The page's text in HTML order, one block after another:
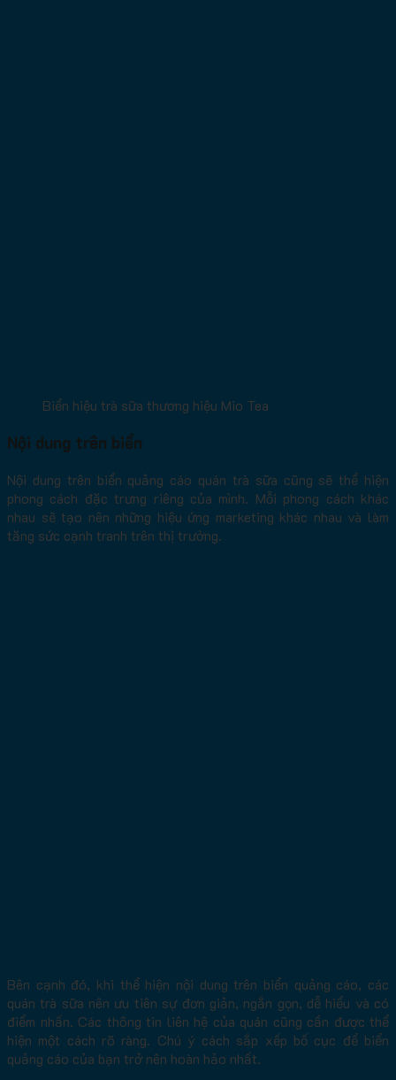
Biển hiệu trà sữa thương hiệu Mio Tea
Nội dung trên biển
Nội dung trên biển quảng cáo quán trà sữa cũng sẽ thể hiện
phong cách đặc trưng riêng của mình. Mỗi phong cách khác
nhau sẽ tạo nên những hiệu ứng marketing khác nhau và làm
tăng sức cạnh tranh trên thị trường.
Bên cạnh đó, khi thể hiện nội dung trên biển quảng cáo, các
quán trà sữa nên ưu tiên sự đơn giản, ngắn gọn, dễ hiểu và có
điểm nhấn. Các thông tin liên hệ của quán cũng cần được thể
hiện một cách rõ ràng. Chú ý cách sắp xếp bố cục để biển
quảng cáo của bạn trở nên hoàn hảo nhất.